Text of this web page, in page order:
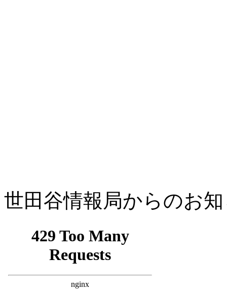
世田谷情報局からのお